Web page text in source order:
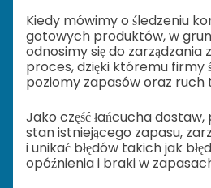
Kiedy mówimy o śledzeniu
gotowych produktów, w
odnosimy się do zarządzania
proces, dzięki któremu firmy
poziomy zapasów oraz ruch
Jako część łańcucha
stan istniejącego zapasu,
i unikać błędów takich jak
opóźnienia i braki w